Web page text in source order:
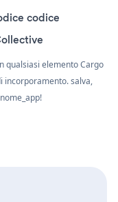
codice
qualsiasi elemento Cargo
incorporamento. salva,